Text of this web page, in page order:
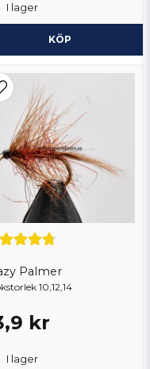
I lager
KÖP
Palmer
10,12,14
kr
I lager